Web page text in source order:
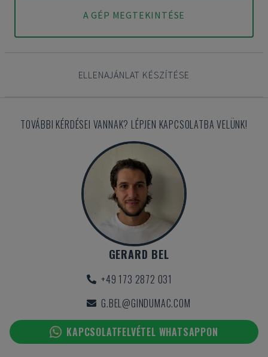
A GÉP MEGTEKINTÉSE
ELLENAJÁNLAT KÉSZÍTÉSE
TOVÁBBI KÉRDÉSEI VANNAK? LÉPJEN KAPCSOLATBA VELÜNK!
GERARD BEL
+49 173 2872 031
G.BEL@GINDUMAC.COM
KAPCSOLATFELVÉTEL WHATSAPPON